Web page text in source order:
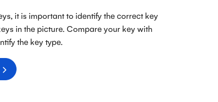
it is important to identify the correct key
in the picture. Compare your key with
the key type.